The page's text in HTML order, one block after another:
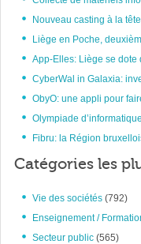
Nouveau casting à la
Liège en Poche,
App-Elles: Liège se dote
CyberWal in Galaxia:
ObyO: une appli pour
Olympiade
Fibru: la Région
Catégories les
Vie des sociétés (792)
Enseignement /
Secteur public (565)